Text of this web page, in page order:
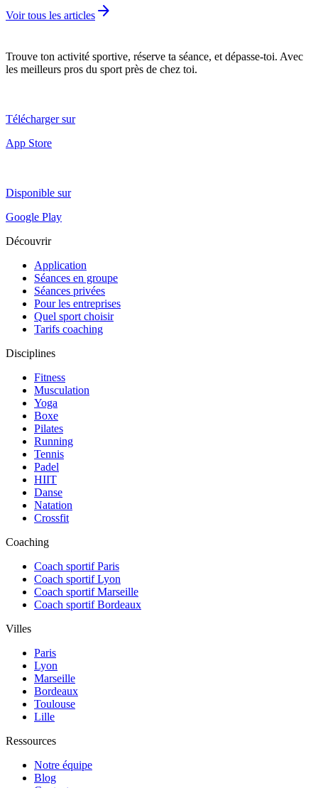
Voir tous les articles arrow_forward
Trouve ton activité sportive, réserve ta séance, et dépasse-toi. Avec
les meilleurs pros du sport près de chez toi.
Télécharger sur
App Store
Disponible sur
Google Play
Découvrir
Application
Séances en groupe
Séances privées
Pour les entreprises
Quel sport choisir
Tarifs coaching
Disciplines
Fitness
Musculation
Yoga
Boxe
Pilates
Running
Tennis
Padel
HIIT
Danse
Natation
Crossfit
Coaching
Coach sportif Paris
Coach sportif Lyon
Coach sportif Marseille
Coach sportif Bordeaux
Villes
Paris
Lyon
Marseille
Bordeaux
Toulouse
Lille
Ressources
Notre équipe
Blog